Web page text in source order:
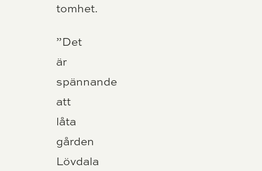
tomhet.
”Det
är
spännande
att
låta
gården
Lövdala